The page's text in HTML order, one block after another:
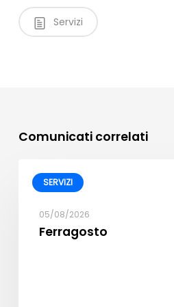
Servizi
Comunicati correlati
SERVIZI
05/08/2026
Ferragosto